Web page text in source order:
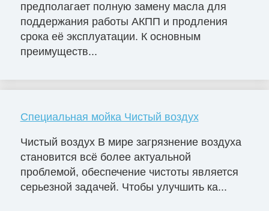
предполагает полную замену масла для
поддержания работы АКПП и продления
срока её эксплуатации. К основным
преимуществ...
Специальная мойка Чистый воздух
Чистый воздух В мире загрязнение воздуха
становится всё более актуальной
проблемой, обеспечение чистоты является
серьезной задачей. Чтобы улучшить ка...